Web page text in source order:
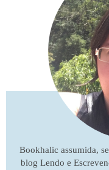
Bookhalic assumida,
blog Lendo e